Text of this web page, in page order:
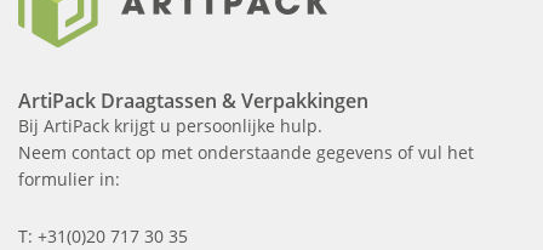
ArtiPack Draagtassen & Verpakkingen
Bij ArtiPack krijgt u persoonlijke hulp.
Neem contact op met onderstaande gegevens of vul het
formulier in:
T: +31(0)20 717 30 35